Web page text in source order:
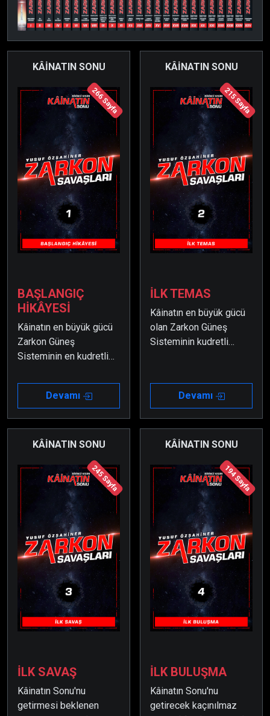
KÂİNATIN SONU
266 Sayfa
BAŞLANGIÇ
HİKÂYESİ
Kâinatın en büyük gücü
Zarkon Güneş
Sisteminin en kudretli
Amiral Domir, toplantı
esnasında masasına
bir kadını bir tehdit
olarak algılar ve savaş
açmak amacıyla büyük
bir güç toplayarak Dünya
Gezegeninin yakınlarına
Devamı
KÂİNATIN SONU
215 Sayfa
İLK TEMAS
Kâinatın en büyük gücü
olan Zarkon Güneş
Sisteminin kudretli
planları yapabilmek
Başkan'ı ikna etmeyi
dikkatle çalışmalara
başlar.
Devamı
KÂİNATIN SONU
245 Sayfa
İLK SAVAŞ
Kâinatın Sonu'nu
getirmesi beklenen
KÂİNATIN SONU
194 Sayfa
İLK BULUŞMA
Kâinatın Sonu'nu
getirecek kaçınılmaz